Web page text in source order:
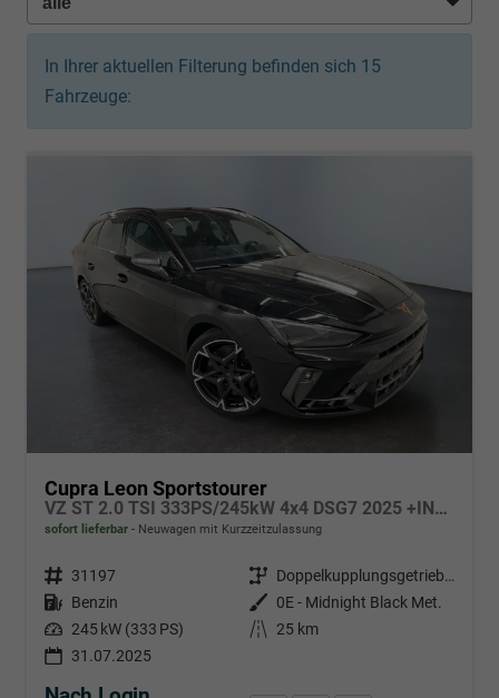
In Ihrer aktuellen Filterung befinden sich 15
Fahrzeuge:
Cupra Leon Sportstourer
VZ ST 2.0 TSI 333PS/245kW 4x4 DSG7 2025 +INT. DRIVE+MATRIX+AHK+Erweiterte Garantie.
sofort lieferbar Neuwagen mit Kurzzeitzulassung
Fahrzeugnr. 31197 Getriebe
Doppelkupplungsgetriebe (DSG)
Kraftstoff Benzin Außenfarbe 0E - Midnight Black Met.
Leistung 245 kW (333 PS) Kilometerstand
25 km
31.07.2025